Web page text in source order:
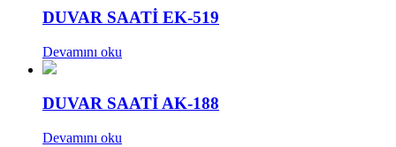
DUVAR SAATİ EK-519
Devamını oku
DUVAR SAATİ AK-188
Devamını oku